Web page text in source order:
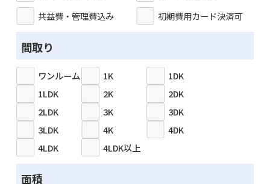
共益費・管理費込み
初期費用カード決済可
間取り
ワンルーム 1K
1DK
1LDK
2K
2DK
2LDK
3K
3DK
3LDK
4K
4DK
4LDK
4LDK以上
面積